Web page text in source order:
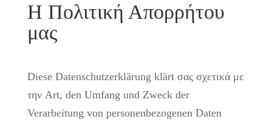
Η Πολιτική Απορρήτου
μας
Diese Datenschutzerklärung klärt σας σχετικά με
την Art, den Umfang und Zweck der
Verarbeitung von personenbezogenen Daten